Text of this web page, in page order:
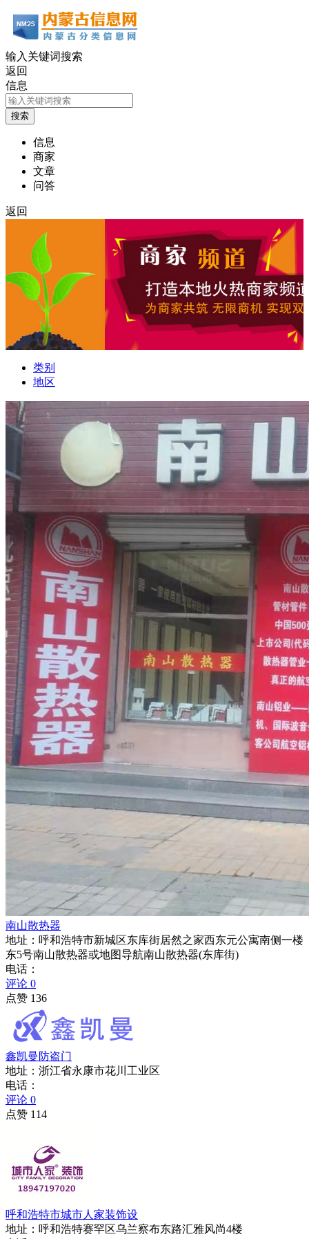
输入关键词搜索
返回
信息
信息
商家
文章
问答
返回
类别
地区
南山散热器
地址：呼和浩特市新城区东库街居然之家西东元公寓南侧一楼
东5号南山散热器或地图导航南山散热器(东库街)
电话：
评论 0
点赞 136
鑫凯曼防盗门
地址：浙江省永康市花川工业区
电话：
评论 0
点赞 114
呼和浩特市城市人家装饰设
地址：呼和浩特赛罕区乌兰察布东路汇雅风尚4楼